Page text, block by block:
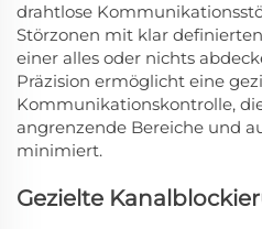
drahtlose
Störzonen mit klar
einer alles oder nichts
Präzision ermöglicht eine
Kommunikationskontrolle,
angrenzende Bereiche und
minimiert.
Gezielte